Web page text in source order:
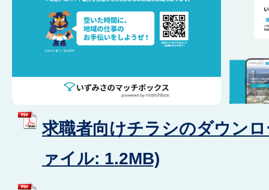
求職者向けチラシのダウン
ァイル: 1.2MB)